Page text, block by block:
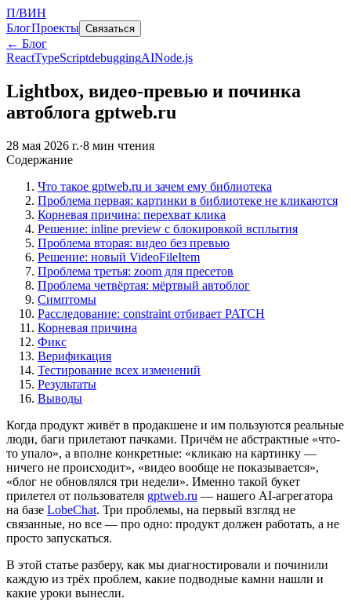
П/ВИН
БлогПроекты Связаться
← Блог
ReactTypeScriptdebuggingAINode.js
Lightbox, видео-превью и починка
автоблога gptweb.ru
28 мая 2026 г.·8 мин чтения
Содержание
Что такое gptweb.ru и зачем ему библиотека
Проблема первая: картинки в библиотеке не кликаются
Корневая причина: перехват клика
Решение: inline preview с блокировкой всплытия
Проблема вторая: видео без превью
Решение: новый VideoFileItem
Проблема третья: zoom для пресетов
Проблема четвёртая: мёртвый автоблог
Симптомы
Расследование: constraint отбивает PATCH
Корневая причина
Фикс
Верификация
Тестирование всех изменений
Результаты
Выводы
Когда продукт живёт в продакшене и им пользуются реальные
люди, баги прилетают пачками. Причём не абстрактные «что-
то упало», а вполне конкретные: «кликаю на картинку —
ничего не происходит», «видео вообще не показывается»,
«блог не обновлялся три недели». Именно такой букет
прилетел от пользователя gptweb.ru — нашего AI-агрегатора
на базе LobeChat. Три проблемы, на первый взгляд не
связанные, но все — про одно: продукт должен работать, а не
просто запускаться.
В этой статье разберу, как мы диагностировали и починили
каждую из трёх проблем, какие подводные камни нашли и
какие уроки вынесли.